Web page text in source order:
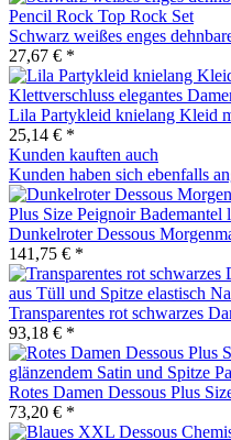
Schwarz weißes enges
27,67 € *
Lila Partykleid knielang Kleid
25,14 € *
Kunden kauften auch
Kunden haben sich ebenfalls
Dunkelroter Dessous
141,75 € *
Transparentes rot schwarzes
93,18 € *
Rotes Damen Dessous Plus
73,20 € *